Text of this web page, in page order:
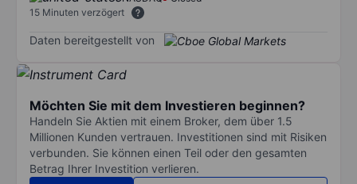
15 Minuten verzögert
Daten bereitgestellt von
Möchten Sie mit dem Investieren beginnen?
Handeln Sie Aktien mit einem Broker, dem über 1.5
Millionen Kunden vertrauen. Investitionen sind mit Risiken
verbunden. Sie können einen Teil oder den gesamten
Betrag Ihrer Investition verlieren.